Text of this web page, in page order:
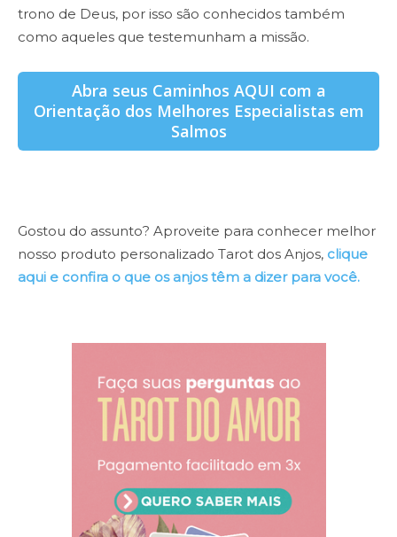
trono de Deus, por isso são conhecidos também
como aqueles que testemunham a missão.
Abra seus Caminhos AQUI com a
Orientação dos Melhores Especialistas em
Salmos
Gostou do assunto? Aproveite para conhecer melhor
nosso produto personalizado Tarot dos Anjos, clique
aqui e confira o que os anjos têm a dizer para você.